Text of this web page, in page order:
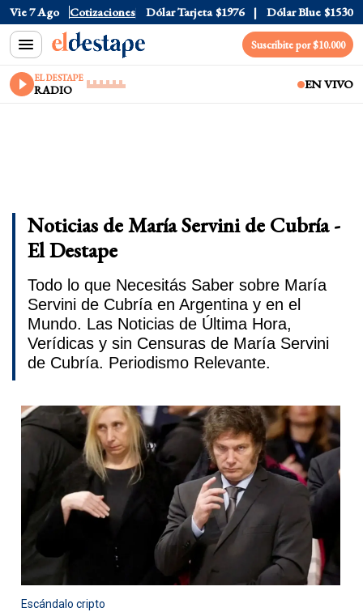
Vie 7 Ago Cotizaciones
Dólar Oficial $1520 Dólar Tarjeta $1976 Dólar Blue $1530
Suscribite por $10.000
EL DESTAPE
RADIO EN VIVO
Noticias de María Servini de Cubría -
El Destape
Todo lo que Necesitás Saber sobre María
Servini de Cubría en Argentina y en el
Mundo. Las Noticias de Última Hora,
Verídicas y sin Censuras de María Servini
de Cubría. Periodismo Relevante.
Escándalo cripto